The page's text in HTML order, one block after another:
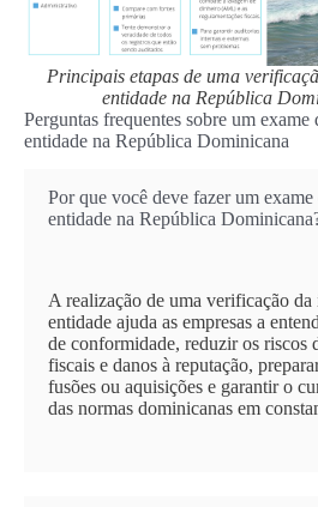
Principais etapas de uma
entidade na República
Perguntas frequentes sobre um exame
entidade na República Dominicana
Por que você deve fazer um exame
entidade na República
A realização de uma verificação da
entidade ajuda as empresas a
de conformidade, reduzir os riscos
fiscais e danos à reputação,
fusões ou aquisições e garantir o
das normas dominicanas em